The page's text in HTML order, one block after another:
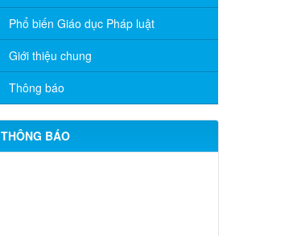
Phổ biến Giáo dục Pháp luật
Giới thiệu chung
Thông báo
THÔNG BÁO
V/v đề nghị báo cáo hệ thống phân